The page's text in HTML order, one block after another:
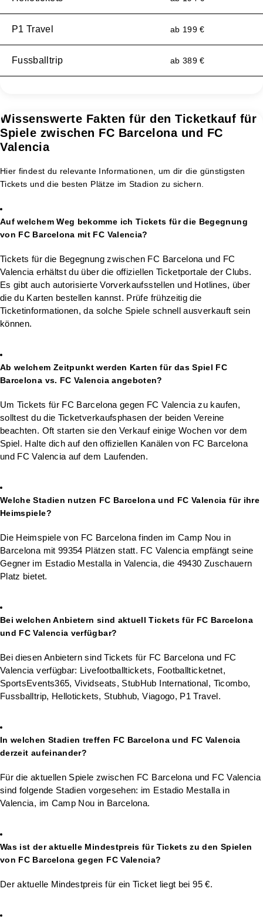
P1 Travel ab 199 €
Fussballtrip ab 389 €
Wissenswerte Fakten für den Ticketkauf für
Spiele zwischen FC Barcelona und FC
Valencia
Hier findest du relevante Informationen, um dir die günstigsten
Tickets und die besten Plätze im Stadion zu sichern.
Auf welchem Weg bekomme ich Tickets für die Begegnung
von FC Barcelona mit FC Valencia?
Tickets für die Begegnung zwischen FC Barcelona und FC
Valencia erhältst du über die offiziellen Ticketportale der Clubs.
Es gibt auch autorisierte Vorverkaufsstellen und Hotlines, über
die du Karten bestellen kannst. Prüfe frühzeitig die
Ticketinformationen, da solche Spiele schnell ausverkauft sein
können.
Ab welchem Zeitpunkt werden Karten für das Spiel FC
Barcelona vs. FC Valencia angeboten?
Um Tickets für FC Barcelona gegen FC Valencia zu kaufen,
solltest du die Ticketverkaufsphasen der beiden Vereine
beachten. Oft starten sie den Verkauf einige Wochen vor dem
Spiel. Halte dich auf den offiziellen Kanälen von FC Barcelona
und FC Valencia auf dem Laufenden.
Welche Stadien nutzen FC Barcelona und FC Valencia für ihre
Heimspiele?
Die Heimspiele von FC Barcelona finden im Camp Nou in
Barcelona mit 99354 Plätzen statt. FC Valencia empfängt seine
Gegner im Estadio Mestalla in Valencia, die 49430 Zuschauern
Platz bietet.
Bei welchen Anbietern sind aktuell Tickets für FC Barcelona
und FC Valencia verfügbar?
Bei diesen Anbietern sind Tickets für FC Barcelona und FC
Valencia verfügbar: Livefootballtickets, Footballticketnet,
SportsEvents365, Vividseats, StubHub International, Ticombo,
Fussballtrip, Hellotickets, Stubhub, Viagogo, P1 Travel.
In welchen Stadien treffen FC Barcelona und FC Valencia
derzeit aufeinander?
Für die aktuellen Spiele zwischen FC Barcelona und FC Valencia
sind folgende Stadien vorgesehen: im Estadio Mestalla in
Valencia, im Camp Nou in Barcelona.
Was ist der aktuelle Mindestpreis für Tickets zu den Spielen
von FC Barcelona gegen FC Valencia?
Der aktuelle Mindestpreis für ein Ticket liegt bei 95 €.